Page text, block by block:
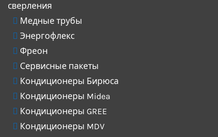
сверления
Медные трубы
Энергофлекс
Фреон
Сервисные пакеты
Кондиционеры Бирюса
Кондиционеры Midea
Кондиционеры GREE
Кондиционеры MDV